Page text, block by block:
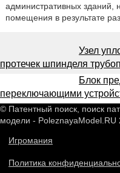
административных зданий,
помещения в результате
Узел
протечек шпинделя
Блок
переключающими
© Патентный поиск, поиск
модели - PoleznayaModel.RU
Игромания
Политика